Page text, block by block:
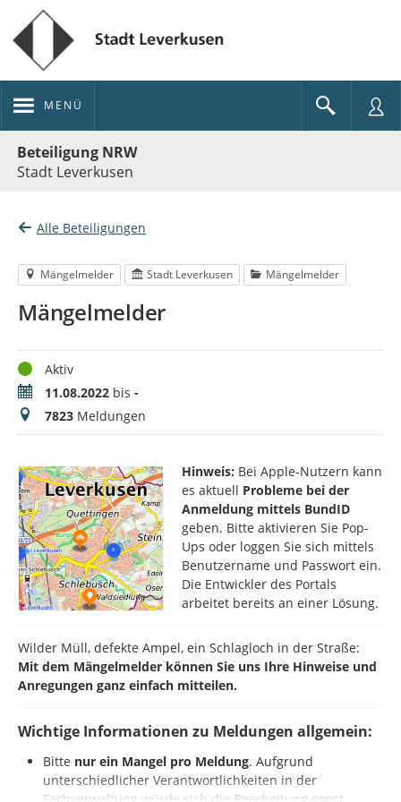
MENÜ
Beteiligung NRW
Stadt Leverkusen
Alle Beteiligungen
Mängelmelder Stadt Leverkusen Mängelmelder
Mängelmelder
StatusAktiv
Zeitraum11.08.2022 bis -
Meldungen
7823 Meldungen
Hinweis: Bei Apple-Nutzern kann
es aktuell Probleme bei der
Anmeldung mittels BundID
geben. Bitte aktivieren Sie Pop-
Ups oder loggen Sie sich mittels
Benutzername und Passwort ein.
Die Entwickler des Portals
arbeitet bereits an einer Lösung.
Wilder Müll, defekte Ampel, ein Schlagloch in der Straße:
Mit dem Mängelmelder können Sie uns Ihre Hinweise und
Anregungen ganz einfach mitteilen.
Wichtige Informationen zu Meldungen allgemein:
Bitte nur ein Mangel pro Meldung. Aufgrund
unterschiedlicher Verantwortlichkeiten in der